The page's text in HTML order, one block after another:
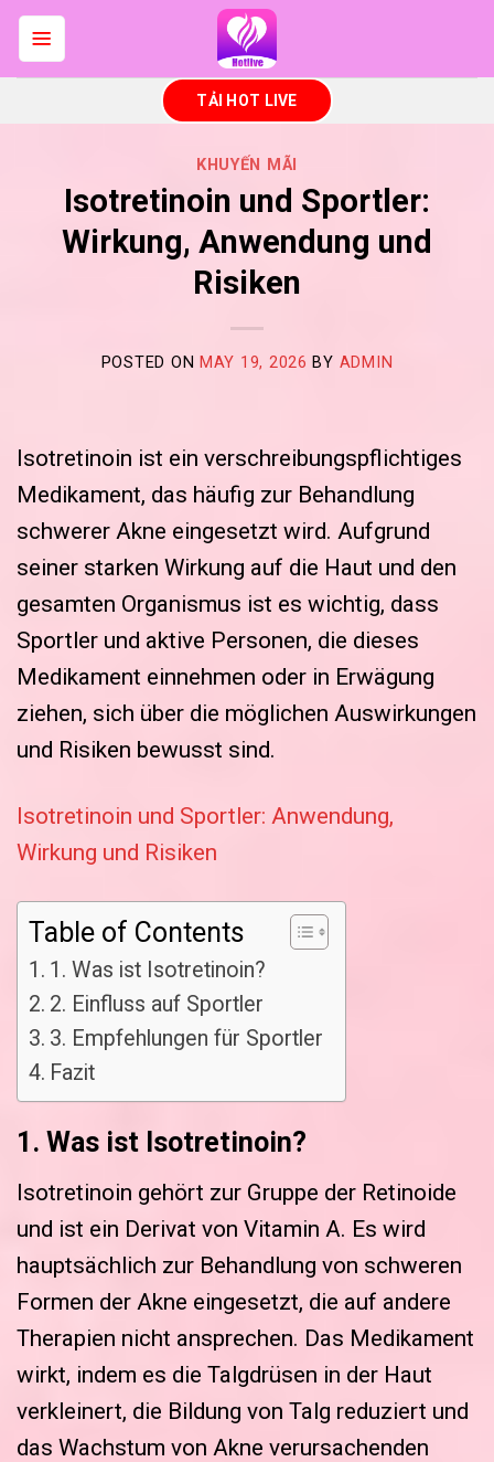
Skip
to
TẢI HOT LIVE
KHUYẾN MÃI
Isotretinoin und Sportler:
Wirkung, Anwendung und
Risiken
POSTED ON MAY 19, 2026 BY ADMIN
Isotretinoin ist ein verschreibungspflichtiges
Medikament, das häufig zur Behandlung
schwerer Akne eingesetzt wird. Aufgrund
seiner starken Wirkung auf die Haut und den
gesamten Organismus ist es wichtig, dass
Sportler und aktive Personen, die dieses
Medikament einnehmen oder in Erwägung
ziehen, sich über die möglichen Auswirkungen
und Risiken bewusst sind.
Isotretinoin und Sportler: Anwendung,
Wirkung und Risiken
Table of Contents
1. Was ist Isotretinoin?
2. Einfluss auf Sportler
3. Empfehlungen für Sportler
Fazit
1. Was ist Isotretinoin?
Isotretinoin gehört zur Gruppe der Retinoide
und ist ein Derivat von Vitamin A. Es wird
hauptsächlich zur Behandlung von schweren
Formen der Akne eingesetzt, die auf andere
Therapien nicht ansprechen. Das Medikament
wirkt, indem es die Talgdrüsen in der Haut
verkleinert, die Bildung von Talg reduziert und
das Wachstum von Akne verursachenden